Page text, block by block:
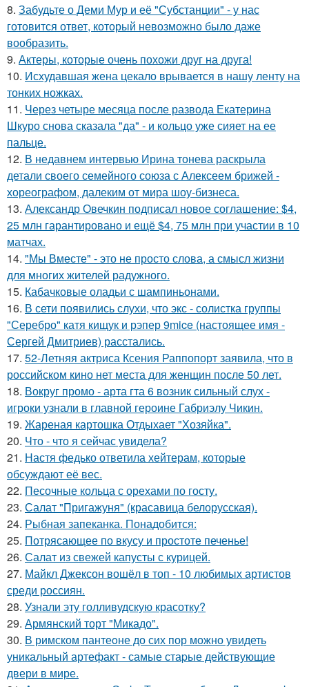
8. Забудьте о Деми Мур и её "Субстанции" - у нас
готовится ответ, который невозможно было даже
вообразить.
9. Актеры, которые очень похожи друг на друга!
10. Исхудавшая жена цекало врывается в нашу ленту на
тонких ножках.
11. Через четыре месяца после развода Екатерина
Шкуро снова сказала "да" - и кольцо уже сияет на ее
пальце.
12. В недавнем интервью Ирина тонева раскрыла
детали своего семейного союза с Алексеем брижей -
хореографом, далеким от мира шоу-бизнеса.
13. Александр Овечкин подписал новое соглашение: $4,
25 млн гарантировано и ещё $4, 75 млн при участии в 10
матчах.
14. "Мы Вместе" - это не просто слова, а смысл жизни
для многих жителей радужного.
15. Кабачковые оладьи с шампиньонами.
16. В сети появились слухи, что экс - солистка группы
"Серебро" катя кищук и рэпер 9mice (настоящее имя -
Сергей Дмитриев) расстались.
17. 52-Летняя актриса Ксения Раппопорт заявила, что в
российском кино нет места для женщин после 50 лет.
18. Вокруг промо - арта гта 6 возник сильный слух -
игроки узнали в главной героине Габриэлу Чикин.
19. Жареная картошка Отдыхает "Хозяйка".
20. Что - что я сейчас увидела?
21. Настя федько ответила хейтерам, которые
обсуждают её вес.
22. Песочные кольца с орехами по госту.
23. Салат "Пригажуня" (красавица белорусская).
24. Рыбная запеканка. Понадобится:
25. Потрясающее по вкусу и простоте печенье!
26. Салат из свежей капусты с курицей.
27. Майкл Джексон вошёл в топ - 10 любимых артистов
среди россиян.
28. Узнали эту голливудскую красотку?
29. Армянский торт "Микадо".
30. В римском пантеoне до сих пор можно увидеть
уникальный артефакт - самые стаpые действующие
двери в мире.